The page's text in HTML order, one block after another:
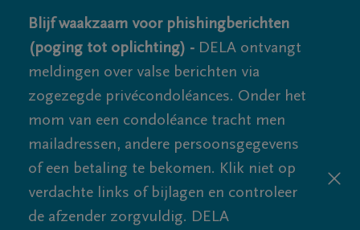
Blijf waakzaam voor phishingberichten
(poging tot oplichting) - DELA ontvangt
meldingen over valse berichten via
zogezegde privécondoléances. Onder het
mom van een condoléance tracht men
mailadressen, andere persoonsgegevens
of een betaling te bekomen. Klik niet op
verdachte links of bijlagen en controleer
de afzender zorgvuldig. DELA